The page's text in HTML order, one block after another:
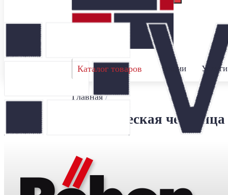
Каталог товаров Акции Услуги
Главная/
Керамическая черепица